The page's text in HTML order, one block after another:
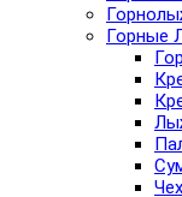
Горные